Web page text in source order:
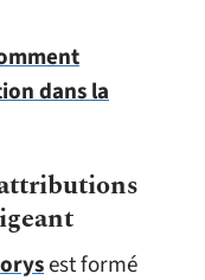
dans la
est formé